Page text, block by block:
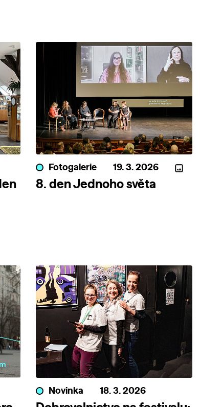
Fotogalerie 19. 3. 2026
8. den Jednoho světa
Novinka 18. 3. 2026